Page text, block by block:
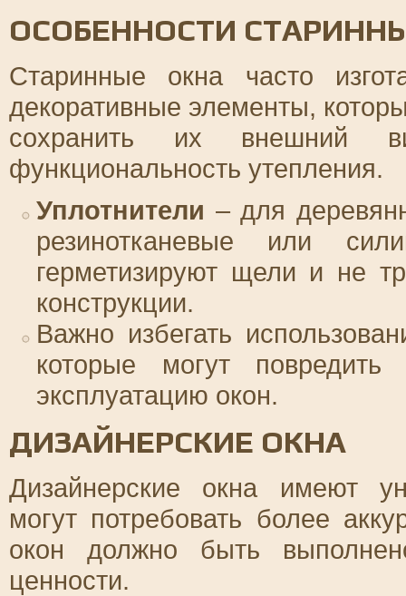
ОСОБЕННОСТИ
Старинные окна часто
декоративные элементы,
сохранить их
функциональность утепления.
Уплотнители – для
резинотканевые или
герметизируют щели и не
конструкции.
Важно избегать
которые могут
эксплуатацию окон.
ДИЗАЙНЕРСКИЕ ОКНА
Дизайнерские окна имеют
могут потребовать более
окон должно быть
ценности.